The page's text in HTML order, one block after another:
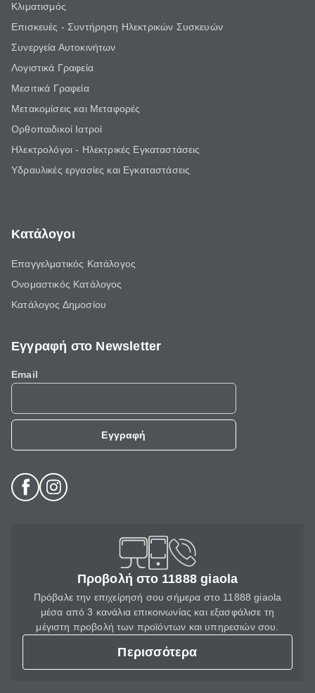
Κλιματισμός
Επισκευές - Συντήρηση Ηλεκτρικών Συσκευών
Συνεργεία Αυτοκινήτων
Λογιστικά Γραφεία
Μεσιτικά Γραφεία
Μετακομίσεις και Μεταφορές
Ορθοπαιδικοί Ιατροί
Ηλεκτρολόγοι - Ηλεκτρικές Εγκαταστάσεις
Υδραυλικές εργασίες και Εγκαταστάσεις
Κατάλογοι
Επαγγελματικός Κατάλογος
Ονομαστικός Κατάλογος
Κατάλογος Δημοσίου
Εγγραφή στο Newsletter
Email
Εγγραφή
Προβολή στο 11888 giaola
Πρόβαλε την επιχείρησή σου σήμερα στο 11888 giaola
μέσα από 3 κανάλια επικοινωνίας και εξασφάλισε τη
μέγιστη προβολή των προϊόντων και υπηρεσιών σου.
Περισσότερα